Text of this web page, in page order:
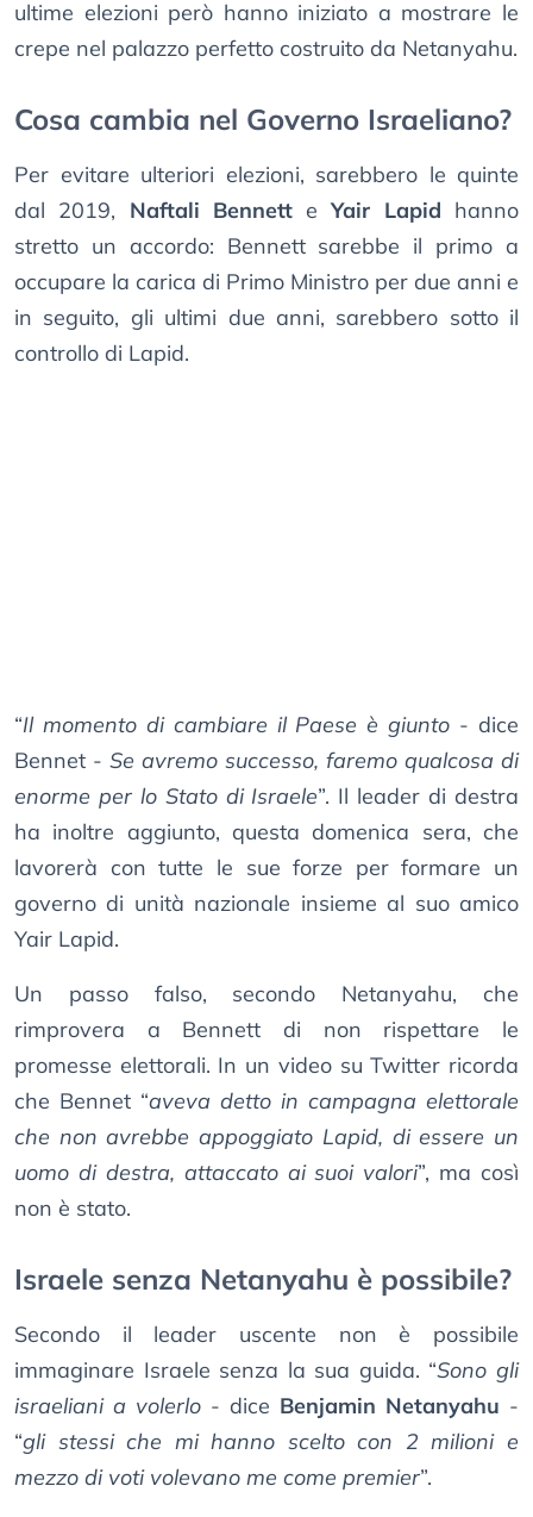
ultime elezioni però hanno iniziato a mostrare le
crepe nel palazzo perfetto costruito da Netanyahu.
Cosa cambia nel Governo Israeliano?
Per evitare ulteriori elezioni, sarebbero le quinte
dal 2019, Naftali BennetteYair Lapid hanno
stretto un accordo: Bennett sarebbe il primo a
occupare la carica di Primo Ministro per due anni e
in seguito, gli ultimi due anni, sarebbero sotto il
controllo di Lapid.
“Il momento di cambiare il Paese è giunto - dice
Bennet - Se avremo successo, faremo qualcosa di
enorme per lo Stato di Israele”. Il leader di destra
ha inoltre aggiunto, questa domenica sera, che
lavorerà con tutte le sue forze per formare un
governo di unità nazionale insieme al suo amico
Yair Lapid.
Un passo falso, secondo Netanyahu, che
rimprovera a Bennett di non rispettare le
promesse elettorali. In un video su Twitter ricorda
che Bennet “aveva detto in campagna elettorale
che non avrebbe appoggiato Lapid, di essere un
uomo di destra, attaccato ai suoi valori”, ma così
non è stato.
Israele senza Netanyahu è possibile?
Secondo il leader uscente non è possibile
immaginare Israele senza la sua guida. “Sono gli
israeliani a volerlo - dice Benjamin Netanyahu -
“gli stessi che mi hanno scelto con 2 milioni e
mezzo di voti volevano me come premier”.